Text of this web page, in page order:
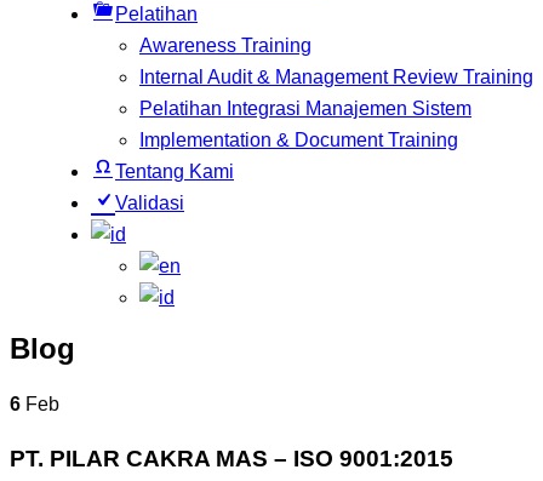
Pelatihan
Awareness Training
Internal Audit & Management Review Training
Pelatihan Integrasi Manajemen Sistem
Implementation & Document Training
Tentang Kami
Validasi
Blog
6 Feb
PT. PILAR CAKRA MAS – ISO 9001:2015